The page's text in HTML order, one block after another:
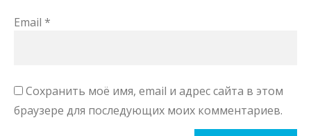
Email *
Сохранить моё имя, email и адрес сайта в этом
браузере для последующих моих комментариев.